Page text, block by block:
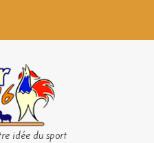
idée du sport